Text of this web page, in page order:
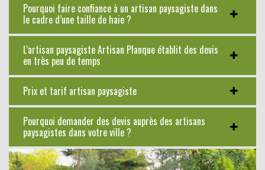
Pourquoi faire confiance à un artisan paysagiste dans
le cadre d’une taille de haie ?
L’artisan paysagiste Artisan Planque établit des devis
en très peu de temps
Prix et tarif artisan paysagiste
Pourquoi demander des devis auprès des artisans
paysagistes dans votre ville ?